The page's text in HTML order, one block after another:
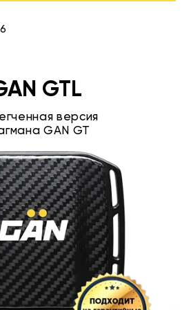
GTL
версия
GAN GT